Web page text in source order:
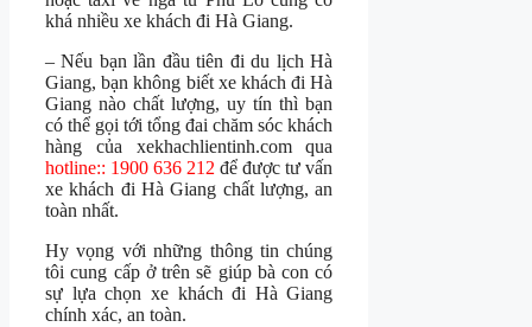
khá nhiều xe khách đi Hà Giang.
– Nếu bạn lần đầu tiên đi du lịch Hà
Giang, bạn không biết xe khách đi Hà
Giang nào chất lượng, uy tín thì bạn
có thể gọi tới tổng đai chăm sóc khách
hàng của xekhachlientinh.com qua
hotline:: 1900 636 212 để được tư vấn
xe khách đi Hà Giang chất lượng, an
toàn nhất.
Hy vọng với những thông tin chúng
tôi cung cấp ở trên sẽ giúp bà con có
sự lựa chọn xe khách đi Hà Giang
chính xác, an toàn.